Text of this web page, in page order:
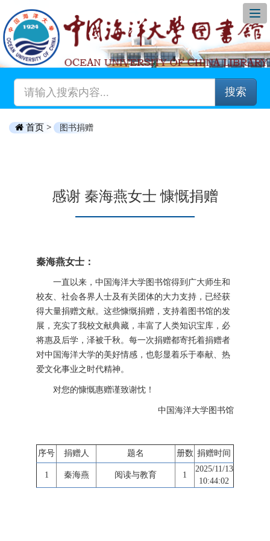
搜索
首页 > 图书捐赠
感谢 秦海燕女士 慷慨捐赠
秦海燕女士：
一直以来，中国海洋大学图书馆得到广大师生和
校友、社会各界人士及有关团体的大力支持，已经获
得大量捐赠文献。这些慷慨捐赠，支持着图书馆的发
展，充实了我校文献典藏，丰富了人类知识宝库，必
将惠及后学，泽被千秋。每一次捐赠都寄托着捐赠者
对中国海洋大学的美好情感，也彰显着乐于奉献、热
爱文化事业之时代精神。
对您的慷慨惠赠谨致谢忱！
中国海洋大学图书馆
序号 捐赠人 题名 册数 捐赠时间
1 秦海燕 阅读与教育 1
2025/11/13
10:44:02